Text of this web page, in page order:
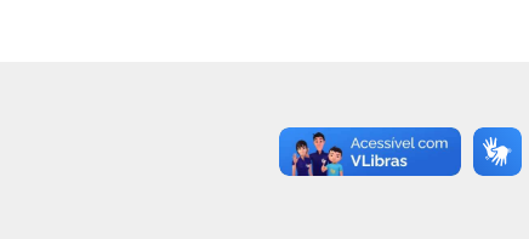
54 14 0